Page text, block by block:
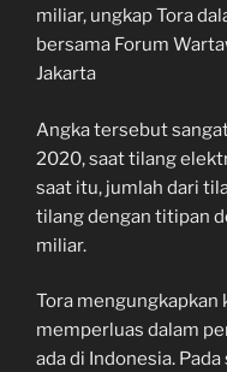
miliar, ungkap Tora
bersama Forum
Jakarta
Angka tersebut
2020, saat tilang
saat itu, jumlah dari
tilang dengan titipan
miliar.
Tora mengungkapkan
memperluas dalam
ada di Indonesia.